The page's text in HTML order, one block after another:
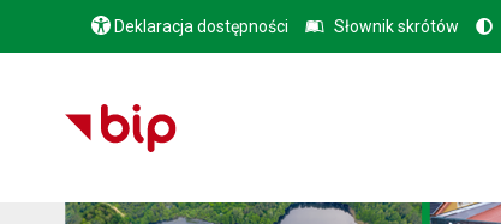
Deklaracja dostępności Słownik skrótów